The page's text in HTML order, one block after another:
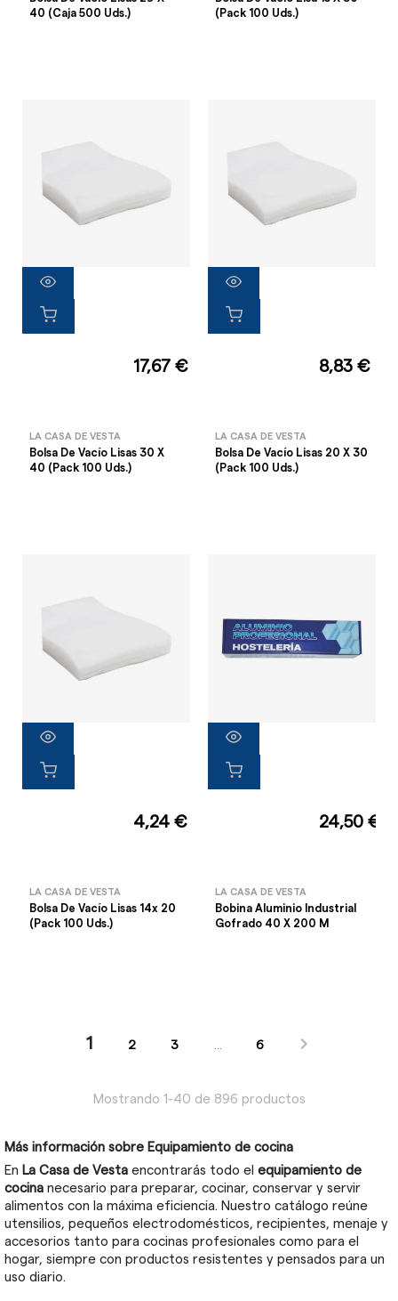
40 (Caja 500 Uds.)
(Pack 100 Uds.)
17,67 €
LA CASA DE VESTA
Bolsa De Vacío Lisas 30 X
40 (Pack 100 Uds.)
8,83 €
LA CASA DE VESTA
Bolsa De Vacío Lisas 20 X 30
(Pack 100 Uds.)
4,24 €
LA CASA DE VESTA
Bolsa De Vacío Lisas 14x 20
(Pack 100 Uds.)
24,50 €
LA CASA DE VESTA
Bobina Aluminio Industrial
Gofrado 40 X 200 M
1 2 3 6 
Mostrando 1-40 de 896 productos
Más información sobre Equipamiento de cocina
En La Casa de Vesta encontrarás todo el equipamiento de
cocina necesario para preparar, cocinar, conservar y servir
alimentos con la máxima eficiencia. Nuestro catálogo reúne
utensilios, pequeños electrodomésticos, recipientes, menaje y
accesorios tanto para cocinas profesionales como para el
hogar, siempre con productos resistentes y pensados para un
uso diario.